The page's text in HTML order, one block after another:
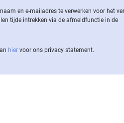
en e-mailadres te verwerken voor het
tijde intrekken via de af­meld­func­tie in de
hier voor ons privacy statement.